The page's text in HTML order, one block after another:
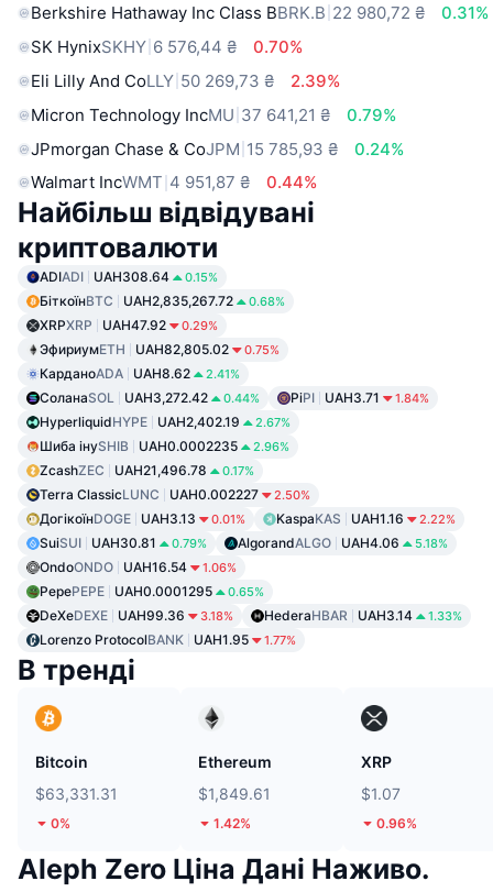
Berkshire Hathaway Inc Class BBRK.B 22 980,72 ₴
0.31%
SK HynixSKHY 6 576,44 ₴
0.70%
Eli Lilly And CoLLY 50 269,73 ₴
2.39%
Micron Technology IncMU 37 641,21 ₴
0.79%
JPmorgan Chase & CoJPM 15 785,93 ₴
0.24%
Walmart IncWMT 4 951,87 ₴ 0.44%
Найбільш відвідувані
криптовалюти
ADIADI UAH308.64 0.15%
БіткоїнBTC UAH2,835,267.72 0.68%
XRPXRP UAH47.92 0.29%
ЭфириумETH UAH82,805.02 0.75%
КарданоADA UAH8.62 2.41%
СоланаSOL UAH3,272.42 0.44% PiPI UAH3.71 1.84%
HyperliquidHYPE UAH2,402.19 2.67%
Шиба інуSHIB UAH0.0002235 2.96%
ZcashZEC UAH21,496.78 0.17%
Terra ClassicLUNC UAH0.002227 2.50%
ДогікоїнDOGE UAH3.13 0.01% KaspaKAS UAH1.16 2.22%
SuiSUI UAH30.81 0.79% AlgorandALGO UAH4.06 5.18%
OndoONDO UAH16.54 1.06%
PepePEPE UAH0.0001295 0.65%
DeXeDEXE UAH99.36 3.18% HederaHBAR UAH3.14 1.33%
Lorenzo ProtocolBANK UAH1.95 1.77%
В тренді
Bitcoin
$63,331.31
0%
Ethereum
$1,849.61
1.42%
XRP
$1.07
0.96%
Aleph Zero Ціна Дані Наживо.